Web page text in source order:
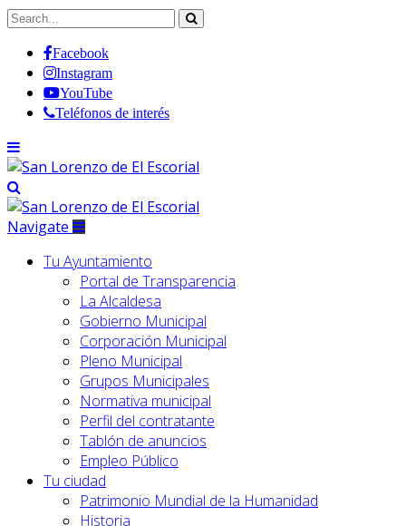
Facebook
Instagram
YouTube
Teléfonos de interés
Navigate
Tu Ayuntamiento
Portal de Transparencia
La Alcaldesa
Gobierno Municipal
Corporación Municipal
Pleno Municipal
Grupos Municipales
Normativa municipal
Perfil del contratante
Tablón de anuncios
Empleo Público
Tu ciudad
Patrimonio Mundial de la Humanidad
Historia